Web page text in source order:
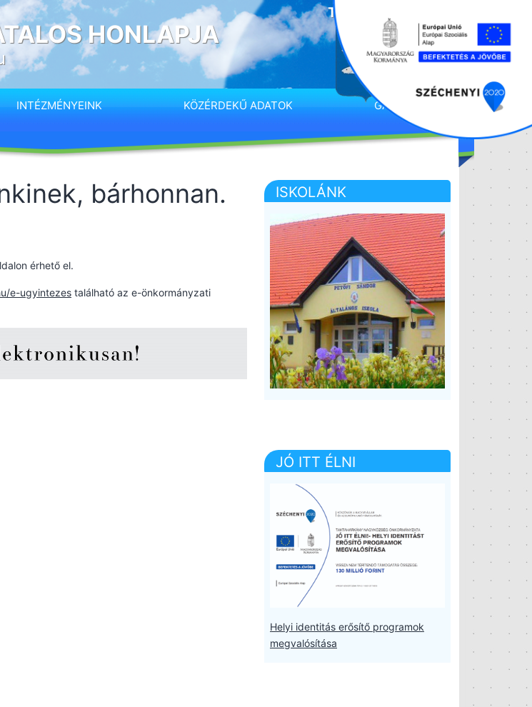
HONLAPJA
INTÉZMÉNYEINK KÖZÉRDEKŰ ADATOK GALÉRIA
bárhonnan.
érhető el.
e-ugyintezes található az e-önkormányzati
ISKOLÁNK
JÓ ITT ÉLNI
Helyi identitás erősítő programok
megvalósítása